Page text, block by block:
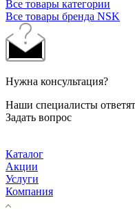
Все товары категории
Все товары бренда NSK
Нужна консультация?
Наши специалисты
Задать вопрос
Каталог
Акции
Услуги
Компания